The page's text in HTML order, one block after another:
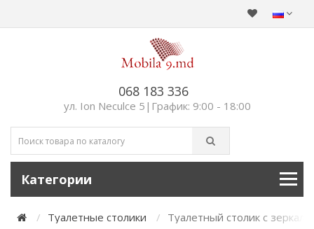
068 183 336
ул. Ion Neculce 5|График: 9:00 - 18:00
Категории
Туалетные столики Туалетный столик с